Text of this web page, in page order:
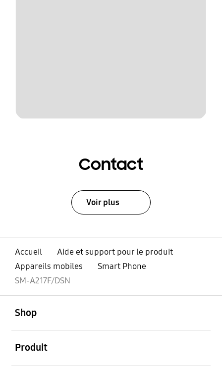
Contact
Voir plus
Accueil
Aide et support pour le produit
Appareils mobiles
Smart Phone
SM-A217F/DSN
Shop
Produit